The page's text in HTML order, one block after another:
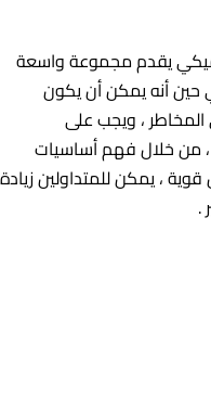
يقدم مجموعة واسعة
حين أنه يمكن أن يكون
المخاطر ، ويجب على
، من خلال فهم أساسيات
، يمكن للمتداولين زيادة
.